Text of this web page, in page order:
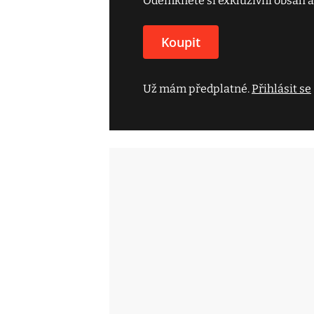
Koupit
Už mám předplatné.Přihlásit se